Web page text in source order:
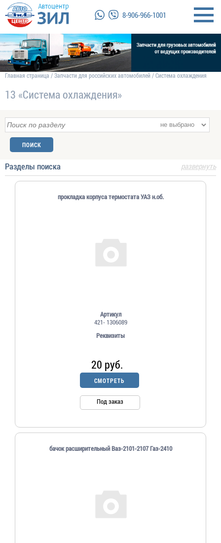
8-906-966-1001
Главная страница /Запчасти для российских автомобилей /Система охлаждения
13 «Система охлаждения»
развернуть
Разделы поиска
прокладка корпуса термостата УАЗ н.об.
Артикул
421- 1306089
Реквизиты
20 руб.
СМОТРЕТЬ
Под заказ
бачок расширительный Ваз-2101-2107 Газ-2410